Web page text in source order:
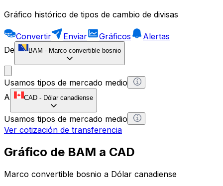
Gráfico histórico de tipos de cambio de divisas
Convertir Enviar Gráficos
Alertas
De
BAM - Marco convertible bosnio
Usamos tipos de mercado medio
A
CAD - Dólar canadiense
Usamos tipos de mercado medio
Ver cotización de transferencia
Gráfico de BAM a CAD
Marco convertible bosnio a Dólar canadiense